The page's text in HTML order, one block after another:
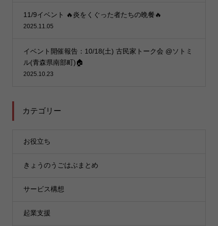
11/9イベント 🔥炎をくぐった者たちの晩餐🔥
2025.11.05
イベント開催報告：10/18(土) 古民家トーク会 @ソトミ
ル(青森県南部町)🏠
2025.10.23
カテゴリー
お役立ち
きょうのうごはぶまとめ
サービス構想
起業支援